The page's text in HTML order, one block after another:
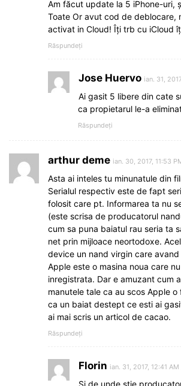
Am făcut update la 5 iPhone-uri,
Toate Or avut cod de deblocare,
activat in Cloud! Îți trb cu iCloud
Răspundeți
Jose Huervo ian. 31,
Ai gasit 5 libere din cate
ca propietarul le-a
Răspundeți
arthur deme ian. 30, 2017, 11:53
Asta ai inteles tu minunatule din
Serialul respectiv este de fapt
folosit care pt. Informarea ta nu
(este scrisa de producatorul
cum sa puna baiatul rau seria ta
net prin mijloace neortodoxe.
device un nand virgin care
Apple este o masina noua care
inregistrata. Dar e amuzant cum
manutele tale ca au scos Apple
ca un baiat destept ce esti ai
ai mai scris un articol de cacao.
Răspundeți
Florin ian. 31, 2017, 12:41
Si de unde stie